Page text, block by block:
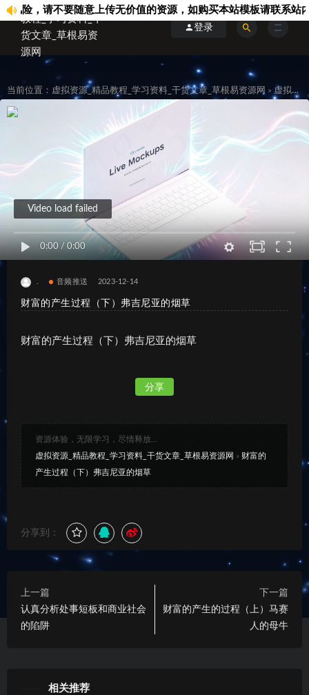
，请不要随意上传无价值的资源，如购买本站模板请联系站内客
登录
当前位置： 虚拟资源_精品教程_学习资料_干货文章_草根易资源网 > 虚拟资料
0:00 / 0:00
Video load failed
. 音频推送 2023-12-14
财富的产生过程（下）弗吉尼亚的烟草
财富的产生过程（下）弗吉尼亚的烟草
分享
资源体验，无限学习，尽情释放...
虚拟资源_精品教程_学习资料_干货文章_草根易资源网 » 财富的
产生过程（下）弗吉尼亚的烟草
分享到：
上一篇
认真分析处事短板和商业社会
的陷阱
下一篇
财富的产生的过程（上）马赛
人的母牛
相关推荐